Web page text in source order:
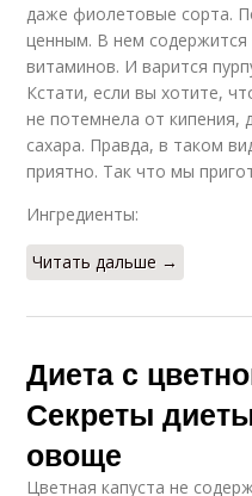
даже фиолетовые сорта.
ценным. В нем содержится
витаминов. И варится
Кстати, если вы хотите,
не потемнела от кипения,
сахара. Правда, в таком
приятно. Так что мы
Ингредиенты:
Читать дальше →
Диета с
Секреты
овоще
Цветная капуста не